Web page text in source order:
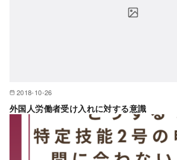
2018-10-26
外国人労働者受け入れに対する意識